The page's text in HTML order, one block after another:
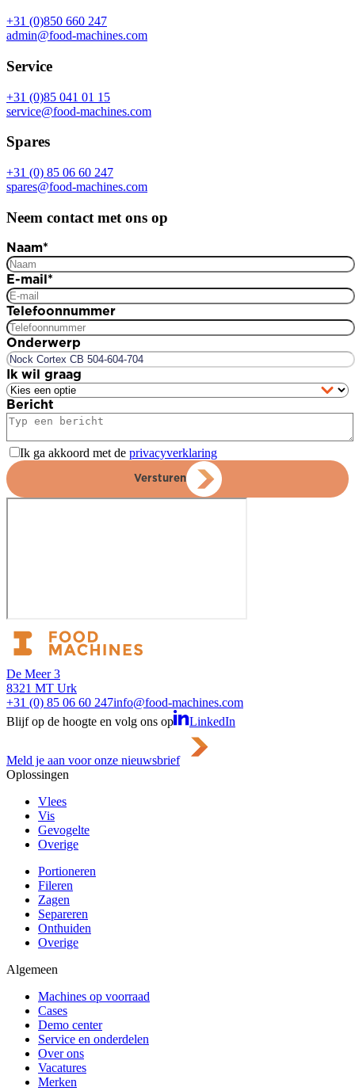
+31 (0)850 660 247
admin@food-machines.com
Service
+31 (0)85 041 01 15
service@food-machines.com
Spares
+31 (0) 85 06 60 247
spares@food-machines.com
Neem contact met ons op
Naam*
E-mail *
Telefoonnummer
Onderwerp
Ik wil graag
Bericht
Ik ga akkoord met de privacyverklaring
Versturen
De Meer 3
8321 MT Urk
+31 (0) 85 06 60 247info@food-machines.com
Blijf op de hoogte en volg ons op
LinkedIn
Meld je aan voor onze nieuwsbrief
Oplossingen
Vlees
Vis
Gevogelte
Overige
Portioneren
Fileren
Zagen
Separeren
Onthuiden
Overige
Algemeen
Machines op voorraad
Cases
Demo center
Service en onderdelen
Over ons
Vacatures
Merken